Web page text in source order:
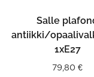
Salle
antiikki/
1xE27
79,80 €